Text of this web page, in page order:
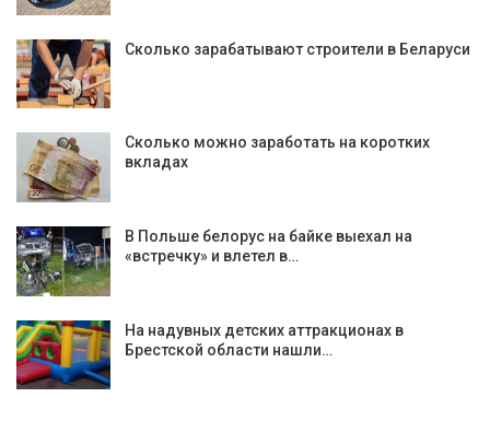
Сколько зарабатывают строители в Беларуси
Сколько можно заработать на коротких
вкладах
В Польше белорус на байке выехал на
«встречку» и влетел в…
На надувных детских аттракционах в
Брестской области нашли…